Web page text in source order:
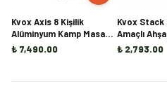
Kvox Axis 8 Kişilik
Alüminyum Kamp Masası
(Ön Sipariş)
₺ 7,490.00
Kvox Stack
Amaçlı
Handmade
₺ 2,793.00